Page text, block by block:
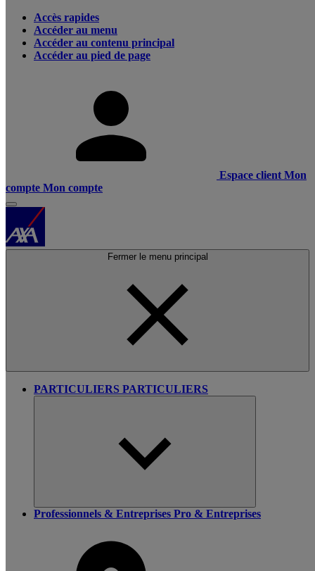
Accès rapides
Accéder au menu
Accéder au contenu principal
Accéder au pied de page
Espace client Mon
compte Mon compte
Fermer le menu principal
PARTICULIERS PARTICULIERS
Professionnels & Entreprises Pro & Entreprises